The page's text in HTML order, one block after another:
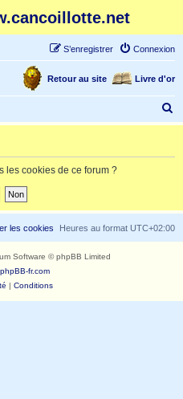
Connexion
S’enregistrer
Livre d'or
Retour au site
e
h
les cookies de ce forum ?
Heures au format UTC+02:00
les cookies
Software © phpBB Limited
phpBB-fr.com
| Conditions